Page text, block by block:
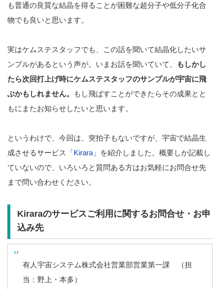
も普通の良質な結晶を得ることが困難な超分子や低分子化合
物でも良いと思います。
実はケムステスタッフでも、この話を聞いて結晶化したいサ
ンプルがあるという声が。いまお話を聞いていて、
もしかし
たら次回打上げ時にケムステスタッフのサンプルが宇宙に飛
ぶかもしれません。
もし飛ばすことができたらその成果とと
もにまたお知らせしたいと思います。
というわけで、今回は、突拍子もないですが、宇宙で結晶生
成させるサービス「 Kirara」を紹介しました。概要しか記載し
ていないので、いろいろと質問ある方はお気軽にお問合せ先
まで問い合わせください。
Kiraraのサービスご利用に関するお問合せ・お申
込み先
有人宇宙システム株式会社営業部営業第一課 （担
当：野上・本多）